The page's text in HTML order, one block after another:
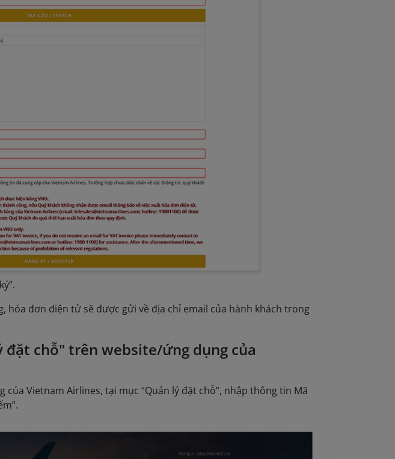
hóa đơn điện tử sẽ được gửi về địa chỉ email của hành khách trong
đặt chỗ" trên website/ứng dụng của
Vietnam Airlines, tại mục “Quản lý đặt chỗ”, nhập thông tin Mã